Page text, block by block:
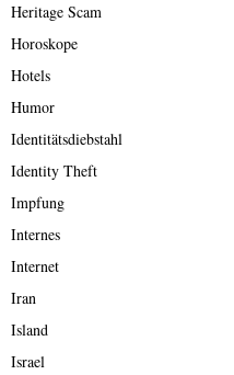
Heritage Scam
Horoskope
Hotels
Humor
Identitätsdiebstahl
Identity Theft
Impfung
Internes
Internet
Iran
Island
Israel